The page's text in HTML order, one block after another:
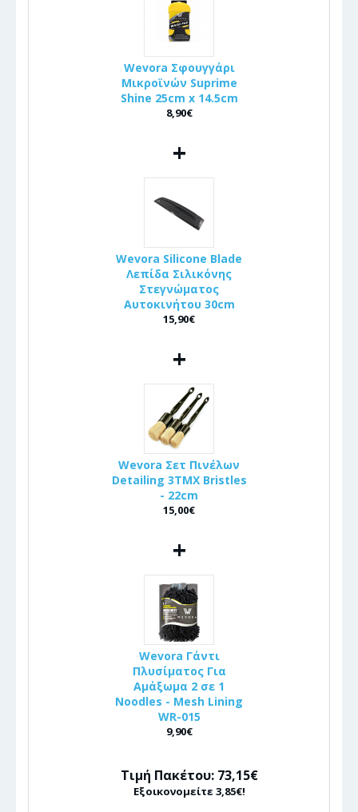
Wevora Σφουγγάρι
Μικροϊνών Suprime
Shine 25cm x 14.5cm
8,90€
+
Wevora Silicone Blade
Λεπίδα Σιλικόνης
Στεγνώματος
Αυτοκινήτου 30cm
15,90€
+
Wevora Σετ Πινέλων
Detailing 3ΤΜΧ Bristles
- 22cm
15,00€
+
Wevora Γάντι
Πλυσίματος Για
Αμάξωμα 2 σε 1
Noodles - Mesh Lining
WR-015
9,90€
Τιμή Πακέτου: 73,15€
Εξοικονομείτε 3,85€!